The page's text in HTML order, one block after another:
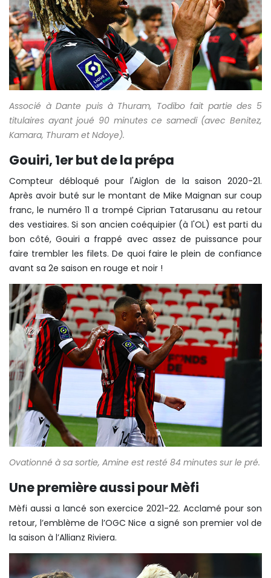
Associé à Dante puis à Thuram, Todibo fait partie des 5
titulaires ayant joué 90 minutes ce samedi (avec Benitez,
Kamara, Thuram et Ndoye).
Gouiri, 1er but de la prépa
Compteur débloqué pour l'Aiglon de la saison 2020-21.
Après avoir buté sur le montant de Mike Maignan sur coup
franc, le numéro 11 a trompé Ciprian Tatarusanu au retour
des vestiaires. Si son ancien coéquipier (à l'OL) est parti du
bon côté, Gouiri a frappé avec assez de puissance pour
faire trembler les filets. De quoi faire le plein de confiance
avant sa 2e saison en rouge et noir !
Ovationné à sa sortie, Amine est resté 84 minutes sur le pré.
Une première aussi pour Mèfi
Mèfi aussi a lancé son exercice 2021-22. Acclamé pour son
retour, l’emblème de l’OGC Nice a signé son premier vol de
la saison à l’Allianz Riviera.